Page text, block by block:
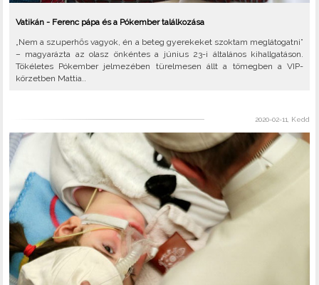
Vatikán - Ferenc pápa és a Pókember találkozása
„Nem a szuperhős vagyok, én a beteg gyerekeket szoktam meglátogatni”
– magyarázta az olasz önkéntes a június 23-i általános kihallgatáson.
Tökéletes Pókember jelmezében türelmesen állt a tömegben a VIP-
körzetben Mattia..
2020-02-11, Kedd